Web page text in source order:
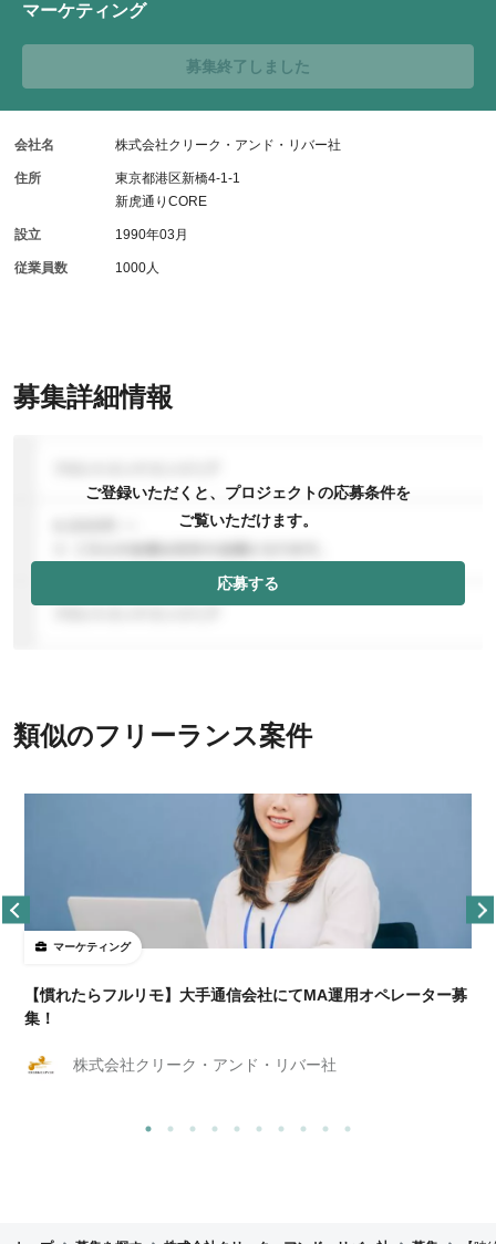
募集詳細情報
ご登録いただくと、プロジェクトの応募条件を
ご覧いただけます。
応募する
マーケティング
募集終了しました
会社名 株式会社クリーク・アンド・リバー社
住所
東京都港区新橋4-1-1
新虎通りCORE
設立 1990年03月
従業員数 1000人
類似のフリーランス案件
マーケティング
【慣れたらフルリモ】大手通信会社にてMA運用オペレーター募
集！
株式会社クリーク・アンド・リバー社